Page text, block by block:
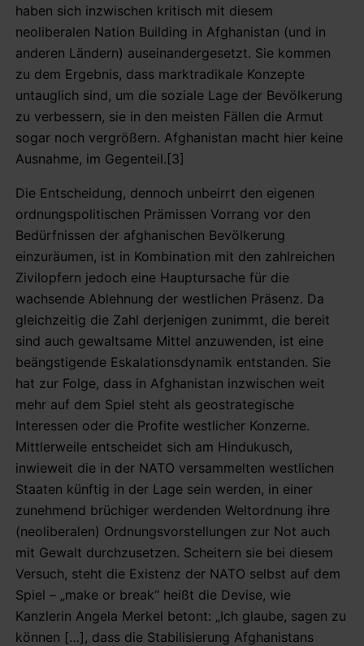
haben sich inzwischen kritisch mit diesem
neoliberalen Nation Building in Afghanistan (und in
anderen Ländern) auseinandergesetzt. Sie kommen
zu dem Ergebnis, dass marktradikale Konzepte
untauglich sind, um die soziale Lage der Bevölkerung
zu verbessern, sie in den meisten Fällen die Armut
sogar noch vergrößern. Afghanistan macht hier keine
Ausnahme, im Gegenteil.[3]
Die Entscheidung, dennoch unbeirrt den eigenen
ordnungspolitischen Prämissen Vorrang vor den
Bedürfnissen der afghanischen Bevölkerung
einzuräumen, ist in Kombination mit den zahlreichen
Zivilopfern jedoch eine Hauptursache für die
wachsende Ablehnung der westlichen Präsenz. Da
gleichzeitig die Zahl derjenigen zunimmt, die bereit
sind auch gewaltsame Mittel anzuwenden, ist eine
beängstigende Eskalationsdynamik entstanden. Sie
hat zur Folge, dass in Afghanistan inzwischen weit
mehr auf dem Spiel steht als geostrategische
Interessen oder die Profite westlicher Konzerne.
Mittlerweile entscheidet sich am Hindukusch,
inwieweit die in der NATO versammelten westlichen
Staaten künftig in der Lage sein werden, in einer
zunehmend brüchiger werdenden Weltordnung ihre
(neoliberalen) Ordnungsvorstellungen zur Not auch
mit Gewalt durchzusetzen. Scheitern sie bei diesem
Versuch, steht die Existenz der NATO selbst auf dem
Spiel – „make or break“ heißt die Devise, wie
Kanzlerin Angela Merkel betont: „Ich glaube, sagen zu
können […], dass die Stabilisierung Afghanistans